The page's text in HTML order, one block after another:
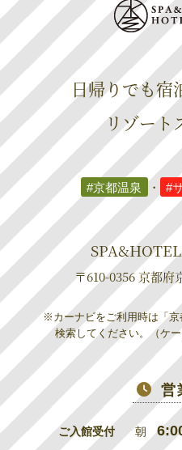
日帰りでも宿
リゾート
#京都温泉 ・ #
〒610-0356 京都府
※カーナビをご利用時は「
検索してください。（ケ
営
ご入館受付 朝